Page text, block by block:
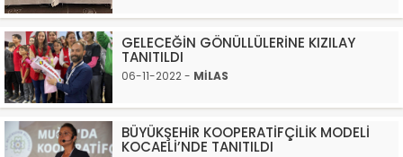
GELECEĞİN GÖNÜLLÜLERİNE KIZILAY
TANITILDI
06-11-2022 - MİLAS
BÜYÜKŞEHİR KOOPERATİFÇİLİK MODELİ
KOCAELİ’NDE TANITILDI